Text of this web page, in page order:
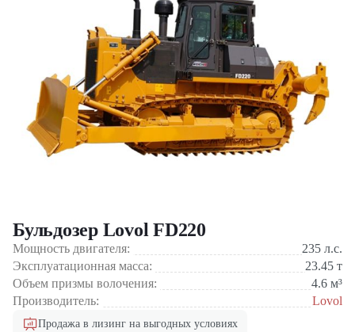
Бульдозер Lovol FD220
Мощность двигателя: 235 л.с.
Эксплуатационная масса:
23.45 т
Объем призмы волочения:
4.6 м³
Производитель:
Lovol
Продажа в лизинг на выгодных условиях